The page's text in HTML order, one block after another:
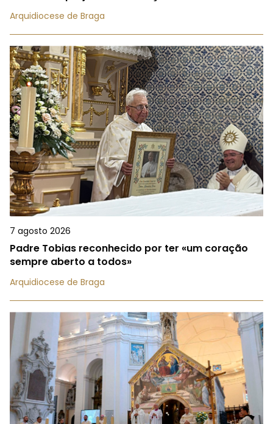
Arquidiocese de Braga
7 agosto 2026
Padre Tobias reconhecido por ter «um coração
sempre aberto a todos»
Arquidiocese de Braga